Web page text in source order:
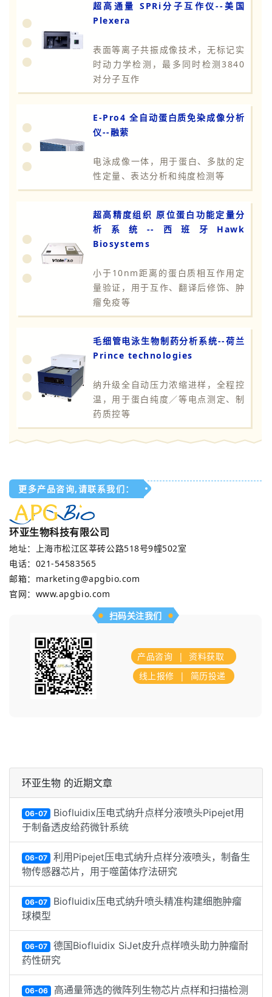
超高通量 SPRi分子互作仪--美国
Plexera
表面等离子共振成像技术，无标记实
时动力学检测，最多同时检测3840
对分子互作
E-Pro4 全自动蛋白质免染成像分析
仪--融萦
电泳成像一体，用于蛋白、多肽的定
性定量、表达分析和纯度检测等
超高精度组织 原位蛋白功能定量分
析系统--西班牙Hawk
Biosystems
小于10nm距离的蛋白质相互作用定
量验证，用于互作、翻译后修饰、肿
瘤免疫等
毛细管电泳生物制药分析系统--荷兰
Prince technologies
纳升级全自动压力浓缩进样，全程控
温，用于蛋白纯度／等电点测定、制
药质控等
更多产品咨询,请联系我们：
环亚生物科技有限公司
地址：上海市松江区莘砖公路518号9幢502室
电话：021-54583565
邮箱：marketing@apgbio.com
官网：www.apgbio.com
扫码关注我们
产品咨询 |资料获取
线上报修
| 简历投递
环亚生物 的近期文章
06-07 Biofluidix压电式纳升点样分液喷头Pipejet用
于制备透皮给药微针系统
06-07 利用Pipejet压电式纳升点样分液喷头，制备生
物传感器芯片，用于噬菌体疗法研究
06-07 Biofluidix压电式纳升喷头精准构建细胞肿瘤
球模型
06-07 德国Biofluidix SiJet皮升点样喷头助力肿瘤耐
药性研究
06-06 高通量筛选的微阵列生物芯片点样和扫描检测